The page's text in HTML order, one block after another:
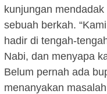
kunjungan
sebuah berkah.
hadir di tengah-
Nabi, dan menyapa
Belum pernah ada
menanyakan